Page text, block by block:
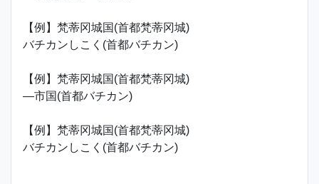
【例】梵蒂冈城国(首都梵蒂冈城)
バチカンしこく(首都バチカン)
【例】梵蒂冈城国(首都梵蒂冈城)
―市国(首都バチカン)
【例】梵蒂冈城国(首都梵蒂冈城)
バチカンしこく(首都バチカン)